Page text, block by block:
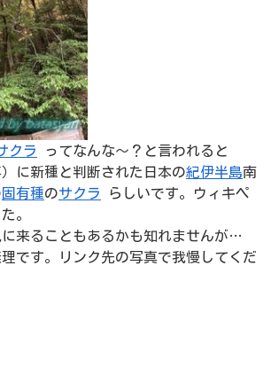
クラ
ってなんな～？と言われると
）に新種と判断された日本の紀伊半島南
固有種のサクラ
らしいです。ウィキペ
。
来ることもあるかも知れませんが…
です。リンク先の写真で我慢してくだ